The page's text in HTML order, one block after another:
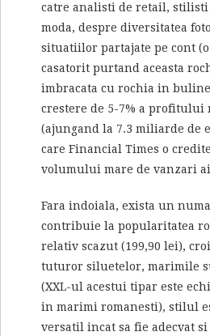
catre analisti de retail,
moda, despre diversitatea
situatiilor partajate pe cont (o
casatorit purtand aceasta
imbracata cu rochia in
crestere de 5-7% a profitului
(ajungand la 7.3 miliarde de
care Financial Times o
volumului mare de vanzari
Fara indoiala, exista un
contribuie la popularitatea
relativ scazut (199,90 lei),
tuturor siluetelor, marimile
(XXL-ul acestui tipar este
in marimi romanesti), stilul
versatil incat sa fie adecvat